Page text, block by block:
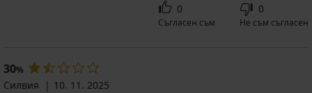
0
Съгласен съм
0
Не съм съгласен
30%
Силвия
10. 11. 2025